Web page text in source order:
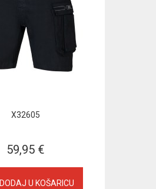
X32605
59,95 €
DODAJ U KOŠARICU